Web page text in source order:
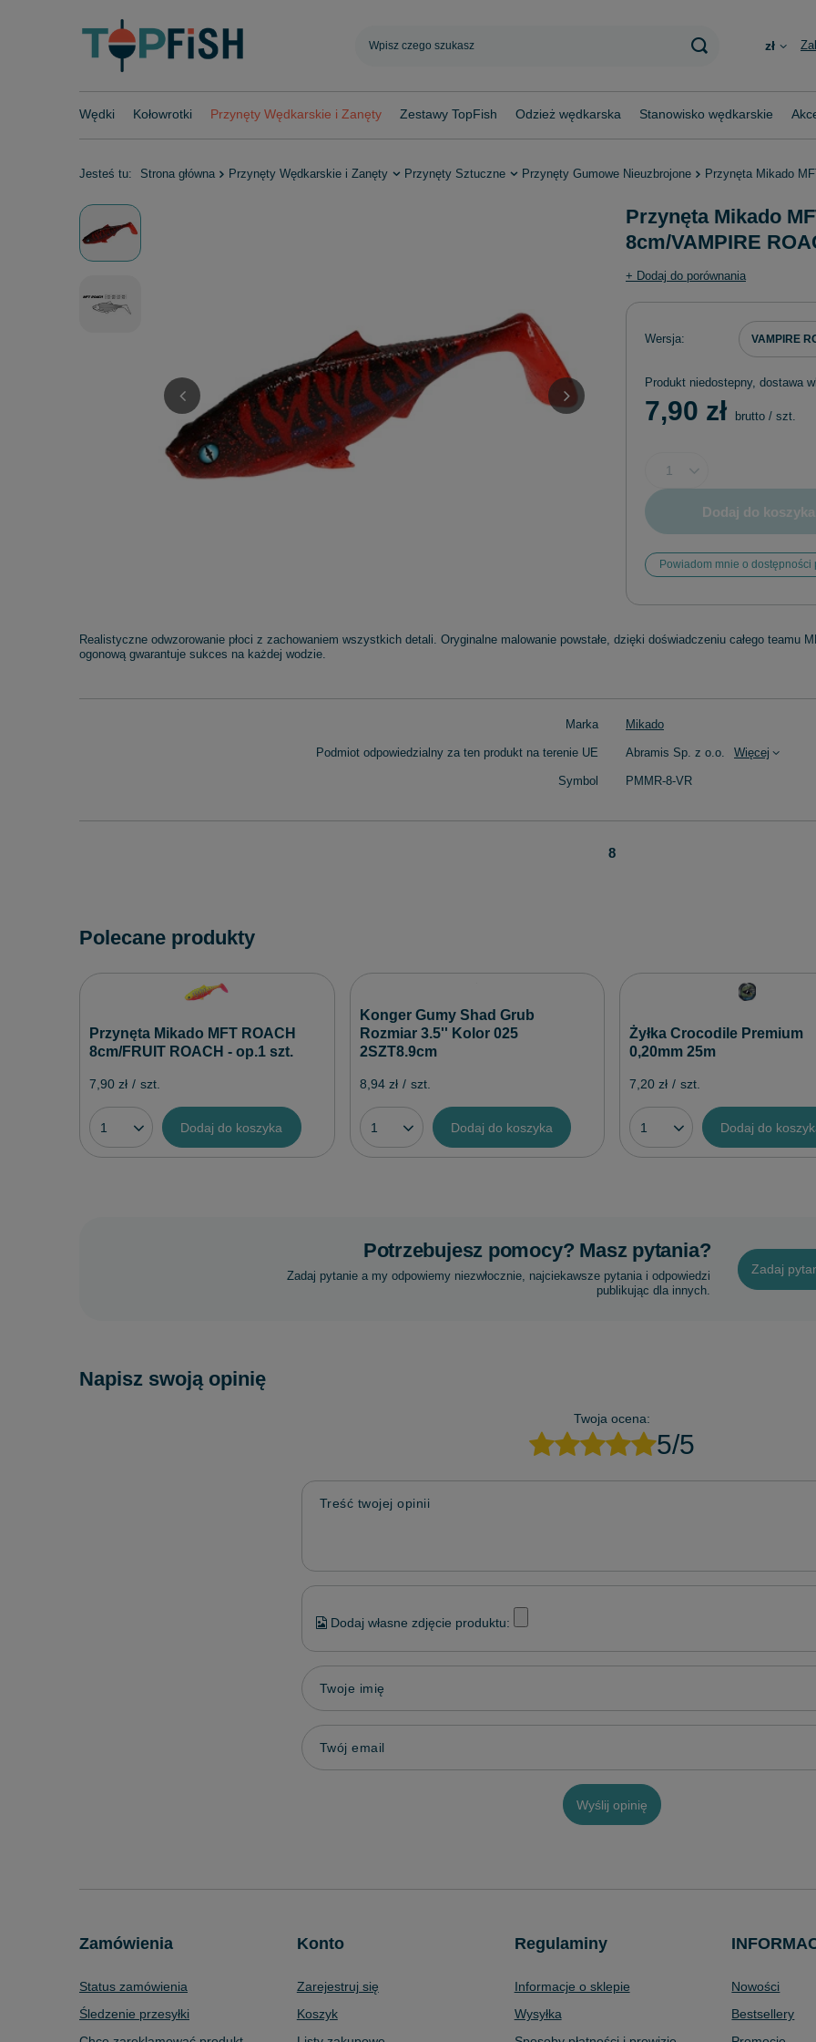
zł
Wędki Kołowrotki Przynęty Wędkarskie i Zanęty Zestawy TopFish Odzież wędkarska Stanowisko wędkarskie
Jesteś tu: Strona główna Przynęty Wędkarskie i Zanęty Przynęty Sztuczne Przynęty Gumowe Nieuzbrojone Przynęta Mikado
Przynęta Mikado
8cm/VAMPIRE
+ Dodaj do porównania
Wersja VAMPIRE
Produkt niedostepny, dostawa
7,90 zł brutto / szt.
Dodaj do koszyka
Powiadom mnie o dostępności
Realistyczne odwzorowanie płoci z zachowaniem wszystkich detali. Oryginalne malowanie powstałe, dzięki doświadczeniu całego teamu
ogonową gwarantuje sukces na każdej wodzie.
Marka Mikado
Podmiot odpowiedzialny za ten produkt na terenie UE Abramis Sp. z o.o. Więcej
Symbol PMMR-8-VR
8
Polecane produkty
Przynęta Mikado MFT ROACH
8cm/FRUIT ROACH - op.1 szt.
7,90 zł / szt.
Dodaj do koszyka
Konger Gumy Shad Grub
Rozmiar 3.5'' Kolor 025
2SZT8.9cm
8,94 zł / szt.
Dodaj do koszyka
Żyłka Crocodile Premium
0,20mm 25m
7,20 zł / szt.
Dodaj do
Potrzebujesz pomocy? Masz pytania?
Zadaj pytanie a my odpowiemy niezwłocznie, najciekawsze pytania i odpowiedzi
publikując dla innych.
Zadaj
Napisz swoją opinię
Twoja ocena:
5/5
Treść twojej opinii
Dodaj własne zdjęcie produktu:
Twoje imię
Twój email
Wyślij opinię
Zamówienia
Status zamówienia
Śledzenie przesyłki
Konto
Zarejestruj się
Koszyk
Regulaminy
Informacje o sklepie
Wysyłka
Nowości
Bestsellery